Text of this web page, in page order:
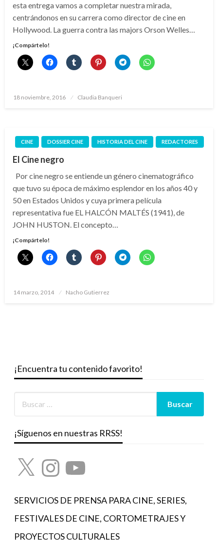
esta entrega vamos a completar nuestra mirada,
centrándonos en su carrera como director de cine en
Hollywood. La guerra contra las majors Orson Welles…
¡Compártelo!
Publicado
18 noviembre, 2016 Claudia Banqueri
CINE DOSSIER CINE HISTORIA DEL CINE REDACTORES
El Cine negro
Por cine negro se entiende un género cinematográfico
que tuvo su época de máximo esplendor en los años 40 y
50 en Estados Unidos y cuya primera película
representativa fue EL HALCÓN MALTÉS (1941), de
JOHN HUSTON. El concepto…
¡Compártelo!
Publicado
14 marzo, 2014 Nacho Gutierrez
¡Encuentra tu contenido favorito!
¡Síguenos en nuestras RRSS!
X InstagramYouTube
SERVICIOS DE PRENSA PARA CINE, SERIES,
FESTIVALES DE CINE, CORTOMETRAJES Y
PROYECTOS CULTURALES